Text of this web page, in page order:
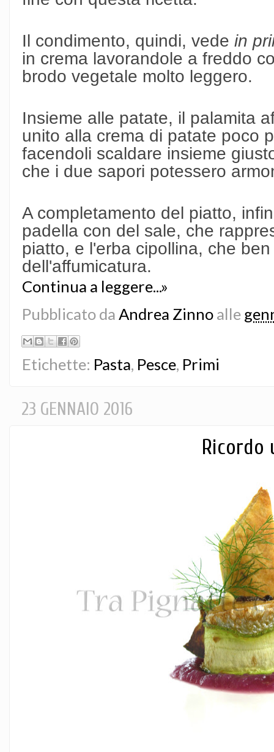
Il condimento, quindi, vede in
in crema lavorandole a freddo
brodo vegetale molto leggero.
Insieme alle patate, il palamita
unito alla crema di patate poco
facendoli scaldare insieme
che i due sapori potessero
A completamento del piatto,
padella con del sale, che
piatto, e l'erba cipollina, che
dell'affumicatura.
Continua a leggere...»
Pubblicato da Andrea Zinno alle
Etichette: Pasta, Pesce, Primi
23 GENNAIO 2016
Ricordo